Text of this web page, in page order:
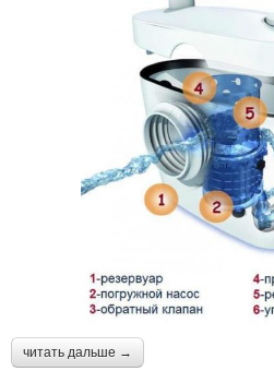
читать дальше →